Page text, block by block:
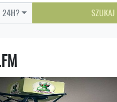
24H? SZUKAJ